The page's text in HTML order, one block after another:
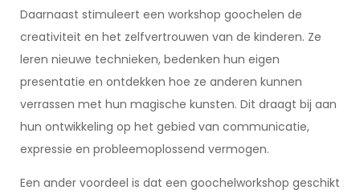
Daarnaast stimuleert een workshop goochelen de
creativiteit en het zelfvertrouwen van de kinderen. Ze
leren nieuwe technieken, bedenken hun eigen
presentatie en ontdekken hoe ze anderen kunnen
verrassen met hun magische kunsten. Dit draagt bij aan
hun ontwikkeling op het gebied van communicatie,
expressie en probleemoplossend vermogen.
Een ander voordeel is dat een goochelworkshop geschikt